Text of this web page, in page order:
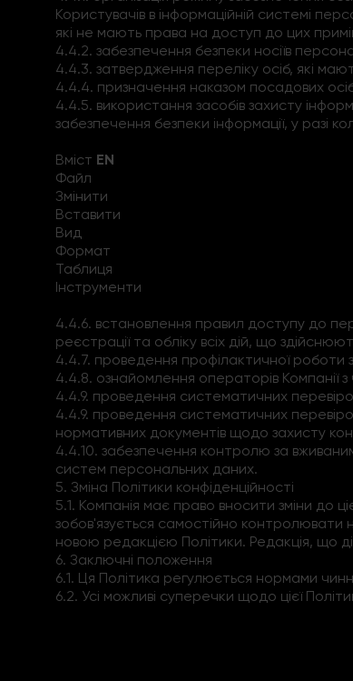
Користувачів в інформаційній системі
які не мають права на доступ до цих
4.4.2. забезпечення безпеки носіїв
4.4.3. затвердження переліку осіб, які
4.4.4. призначення наказом посадових
4.4.5. використання засобів захисту
забезпечення безпеки інформації, у разі
Вміст EN
Файл
Змінити
Вставити
Вид
Формат
Таблиця
Інструменти
4.4.6. встановлення правил доступу до
реєстрації та обліку всіх дій, що
4.4.7. проведення профілактичної
4.4.8. ознайомлення операторів
4.4.9. проведення систематичних
4.4.9. проведення систематичних
нормативних документів щодо захисту
4.4.10. забезпечення контролю за
систем персональних даних.
5. Зміна Політики конфіденційності
5.1. Компанія має право вносити зміни до
зобов'язується самостійно контролювати
новою редакцією Політики. Редакція, що
6. Заключні положення
6.1. Ця Політика регулюється нормами
6.2. Усі можливі суперечки щодо цієї